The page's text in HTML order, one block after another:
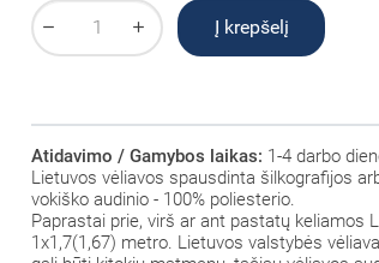
Į krepšelį
Atidavimo / Gamybos laikas: 1-4 darbo
Lietuvos vėliavos spausdinta šilkografijos
vokiško audinio - 100% poliesterio.
Paprastai prie, virš ar ant pastatų keliamos
1x1,7(1,67) metro. Lietuvos valstybės